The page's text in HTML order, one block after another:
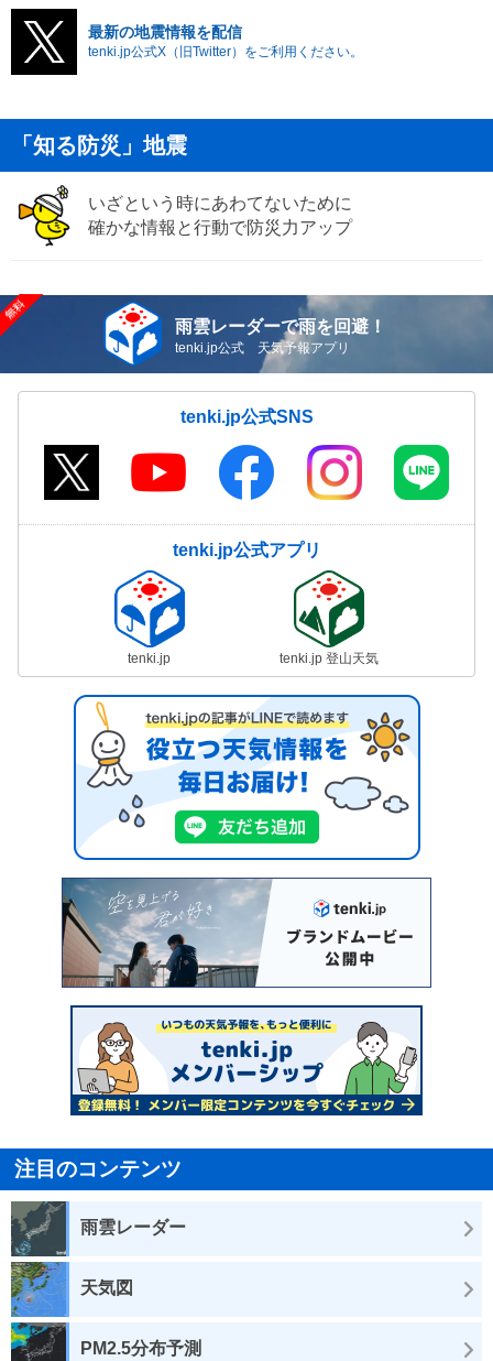
最新の地震情報を配信
tenki.jp公式X（旧Twitter）をご利用ください。
「知る防災」地震
いざという時にあわてないために
確かな情報と行動で防災力アップ
雨雲レーダーで雨を回避！
tenki.jp公式 天気予報アプリ
tenki.jp公式SNS
tenki.jp公式アプリ
tenki.jp tenki.jp 登山天気
注目のコンテンツ
雨雲レーダー
天気図
PM2.5分布予測